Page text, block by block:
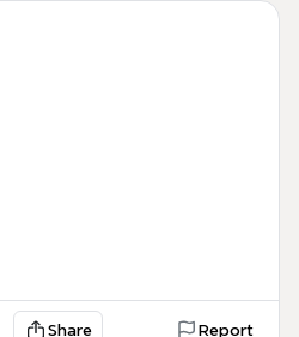
Share Report